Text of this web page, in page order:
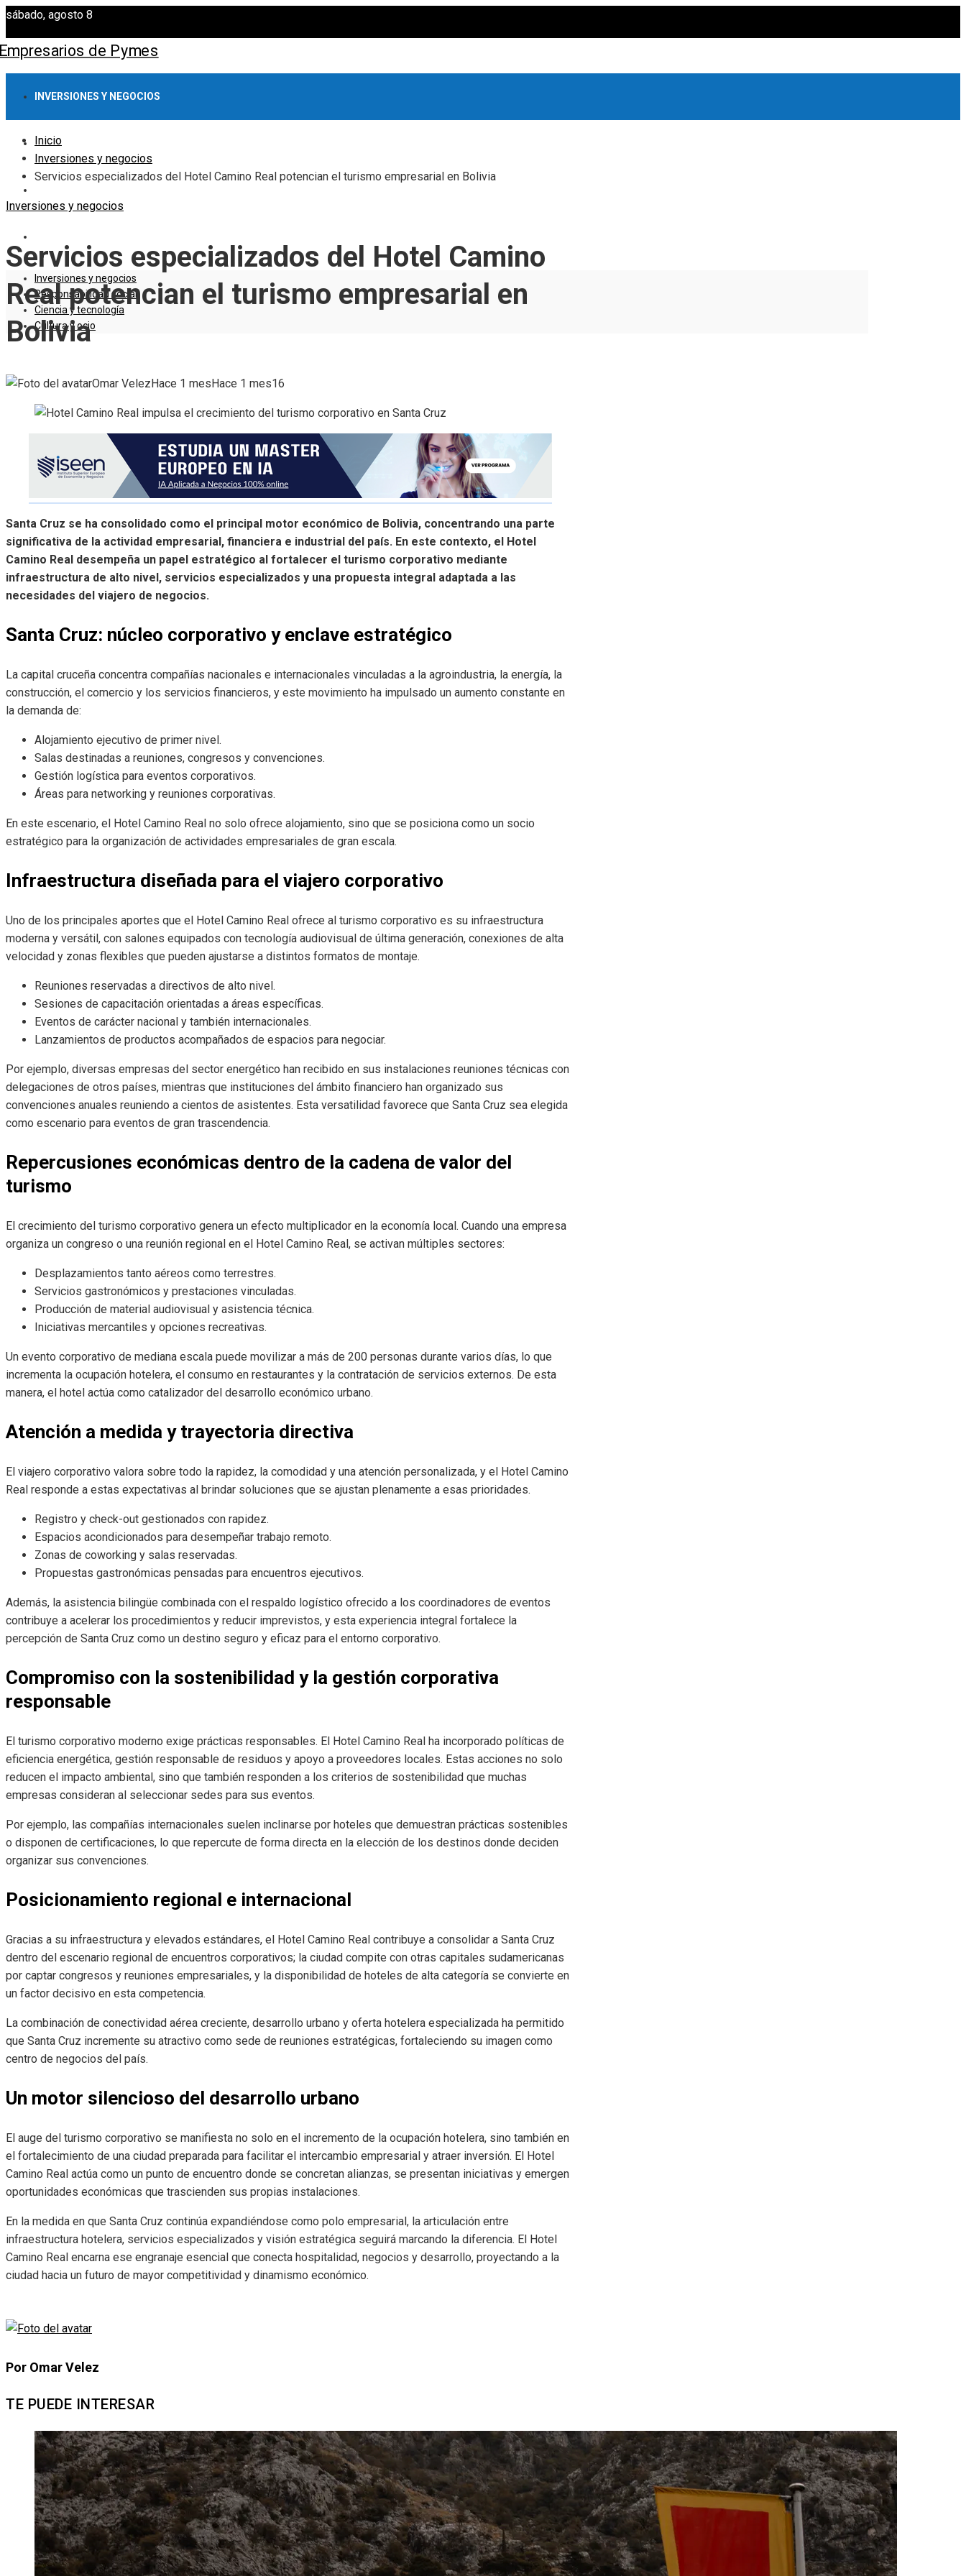
sábado, agosto 8
INVERSIONES Y NEGOCIOS
RESPONSABILIDAD SOCIAL
Inversiones y negocios
Responsabilidad social
Ciencia y tecnología
Cultura y ocio
Inicio
Inversiones y negocios
Servicios especializados del Hotel Camino Real potencian el turismo empresarial en Bolivia
Inversiones y negocios
Servicios especializados del Hotel Camino
Real potencian el turismo empresarial en
Bolivia
Omar Velez Hace 1 mes Hace 1 mes16
Santa Cruz se ha consolidado como el principal motor económico de Bolivia, concentrando una parte
significativa de la actividad empresarial, financiera e industrial del país. En este contexto, el Hotel
Camino Real desempeña un papel estratégico al fortalecer el turismo corporativo mediante
infraestructura de alto nivel, servicios especializados y una propuesta integral adaptada a las
necesidades del viajero de negocios.
Santa Cruz: núcleo corporativo y enclave estratégico
La capital cruceña concentra compañías nacionales e internacionales vinculadas a la agroindustria, la energía, la
construcción, el comercio y los servicios financieros, y este movimiento ha impulsado un aumento constante en
la demanda de:
Alojamiento ejecutivo de primer nivel.
Salas destinadas a reuniones, congresos y convenciones.
Gestión logística para eventos corporativos.
Áreas para networking y reuniones corporativas.
En este escenario, el Hotel Camino Real no solo ofrece alojamiento, sino que se posiciona como un socio
estratégico para la organización de actividades empresariales de gran escala.
Infraestructura diseñada para el viajero corporativo
Uno de los principales aportes que el Hotel Camino Real ofrece al turismo corporativo es su infraestructura
moderna y versátil, con salones equipados con tecnología audiovisual de última generación, conexiones de alta
velocidad y zonas flexibles que pueden ajustarse a distintos formatos de montaje.
Reuniones reservadas a directivos de alto nivel.
Sesiones de capacitación orientadas a áreas específicas.
Eventos de carácter nacional y también internacionales.
Lanzamientos de productos acompañados de espacios para negociar.
Por ejemplo, diversas empresas del sector energético han recibido en sus instalaciones reuniones técnicas con
delegaciones de otros países, mientras que instituciones del ámbito financiero han organizado sus
convenciones anuales reuniendo a cientos de asistentes. Esta versatilidad favorece que Santa Cruz sea elegida
como escenario para eventos de gran trascendencia.
Repercusiones económicas dentro de la cadena de valor del
turismo
El crecimiento del turismo corporativo genera un efecto multiplicador en la economía local. Cuando una empresa
organiza un congreso o una reunión regional en el Hotel Camino Real, se activan múltiples sectores:
Desplazamientos tanto aéreos como terrestres.
Servicios gastronómicos y prestaciones vinculadas.
Producción de material audiovisual y asistencia técnica.
Iniciativas mercantiles y opciones recreativas.
Un evento corporativo de mediana escala puede movilizar a más de 200 personas durante varios días, lo que
incrementa la ocupación hotelera, el consumo en restaurantes y la contratación de servicios externos. De esta
manera, el hotel actúa como catalizador del desarrollo económico urbano.
Atención a medida y trayectoria directiva
El viajero corporativo valora sobre todo la rapidez, la comodidad y una atención personalizada, y el Hotel Camino
Real responde a estas expectativas al brindar soluciones que se ajustan plenamente a esas prioridades.
Registro y check-out gestionados con rapidez.
Espacios acondicionados para desempeñar trabajo remoto.
Zonas de coworking y salas reservadas.
Propuestas gastronómicas pensadas para encuentros ejecutivos.
Además, la asistencia bilingüe combinada con el respaldo logístico ofrecido a los coordinadores de eventos
contribuye a acelerar los procedimientos y reducir imprevistos, y esta experiencia integral fortalece la
percepción de Santa Cruz como un destino seguro y eficaz para el entorno corporativo.
Compromiso con la sostenibilidad y la gestión corporativa
responsable
El turismo corporativo moderno exige prácticas responsables. El Hotel Camino Real ha incorporado políticas de
eficiencia energética, gestión responsable de residuos y apoyo a proveedores locales. Estas acciones no solo
reducen el impacto ambiental, sino que también responden a los criterios de sostenibilidad que muchas
empresas consideran al seleccionar sedes para sus eventos.
Por ejemplo, las compañías internacionales suelen inclinarse por hoteles que demuestran prácticas sostenibles
o disponen de certificaciones, lo que repercute de forma directa en la elección de los destinos donde deciden
organizar sus convenciones.
Posicionamiento regional e internacional
Gracias a su infraestructura y elevados estándares, el Hotel Camino Real contribuye a consolidar a Santa Cruz
dentro del escenario regional de encuentros corporativos; la ciudad compite con otras capitales sudamericanas
por captar congresos y reuniones empresariales, y la disponibilidad de hoteles de alta categoría se convierte en
un factor decisivo en esta competencia.
La combinación de conectividad aérea creciente, desarrollo urbano y oferta hotelera especializada ha permitido
que Santa Cruz incremente su atractivo como sede de reuniones estratégicas, fortaleciendo su imagen como
centro de negocios del país.
Un motor silencioso del desarrollo urbano
El auge del turismo corporativo se manifiesta no solo en el incremento de la ocupación hotelera, sino también en
el fortalecimiento de una ciudad preparada para facilitar el intercambio empresarial y atraer inversión. El Hotel
Camino Real actúa como un punto de encuentro donde se concretan alianzas, se presentan iniciativas y emergen
oportunidades económicas que trascienden sus propias instalaciones.
En la medida en que Santa Cruz continúa expandiéndose como polo empresarial, la articulación entre
infraestructura hotelera, servicios especializados y visión estratégica seguirá marcando la diferencia. El Hotel
Camino Real encarna ese engranaje esencial que conecta hospitalidad, negocios y desarrollo, proyectando a la
ciudad hacia un futuro de mayor competitividad y dinamismo económico.
Por Omar Velez
TE PUEDE INTERESAR